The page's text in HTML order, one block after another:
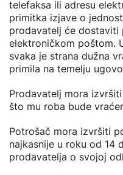
telefaksa ili adresu
primitka izjave o
prodavatelj će dostaviti
elektroničkom poštom.
svaka je strana dužna
primila na temelju
Prodavatelj mora
što mu roba bude
Potrošač mora izvršiti
najkasnije u roku od 14
prodavatelja o svojoj